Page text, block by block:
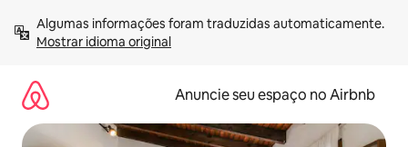
para
Mostrar idioma original
Anuncie seu espaço no Airbnb